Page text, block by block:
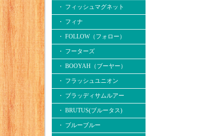
・ フィッシュマグネット
・ フィナ
・ FOLLOW（フォロー）
・ フーターズ
・ BOOYAH（ブーヤー）
・ フラッシュユニオン
・ ブラッディサムルアー
・ BRUTUS(ブルータス)
・ ブルーブルー